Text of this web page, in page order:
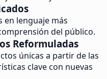
en lenguaje más
del público.
Reformuladas
únicas a partir de las
clave con nuevas